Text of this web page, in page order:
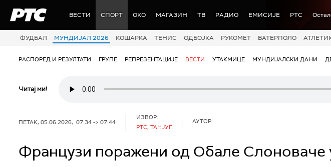
РТС ВЕСТИ СПОРТ OKO МАГАЗИН ТВ РАДИО ЕМИСИЈЕ РТС
ФУДБАЛ МУНДИЈАЛ 2026 КОШАРКА ТЕНИС ОДБОЈКА РУКОМЕТ ВАТЕРПОЛО
РАСПОРЕД И РЕЗУЛТАТИ ГРУПЕ РЕПРЕЗЕНТАЦИЈЕ ВЕСТИ УТАКМИЦЕ МУНДИЈАЛСКИ ДАНИ
Читај ми!
ПЕТАК, 05.06.2026, 07:34 -> 07:44
ИЗВОР:
РТС, ТАНЈУГ
АУТОР:
Французи поражени од Обале Слоноваче